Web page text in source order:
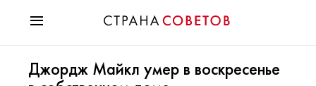
Мода
Джордж Майкл умер в воскресенье